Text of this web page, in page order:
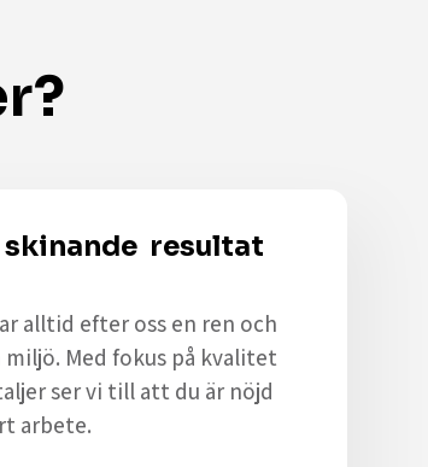
skinande resultat
alltid efter oss en ren och
Med fokus på kvalitet
ser vi till att du är nöjd
arbete.